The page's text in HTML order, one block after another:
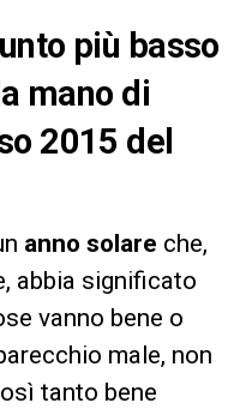
più basso
mano di
2015 del
anno solare che,
abbia significato
vanno bene o
male, non
tanto bene